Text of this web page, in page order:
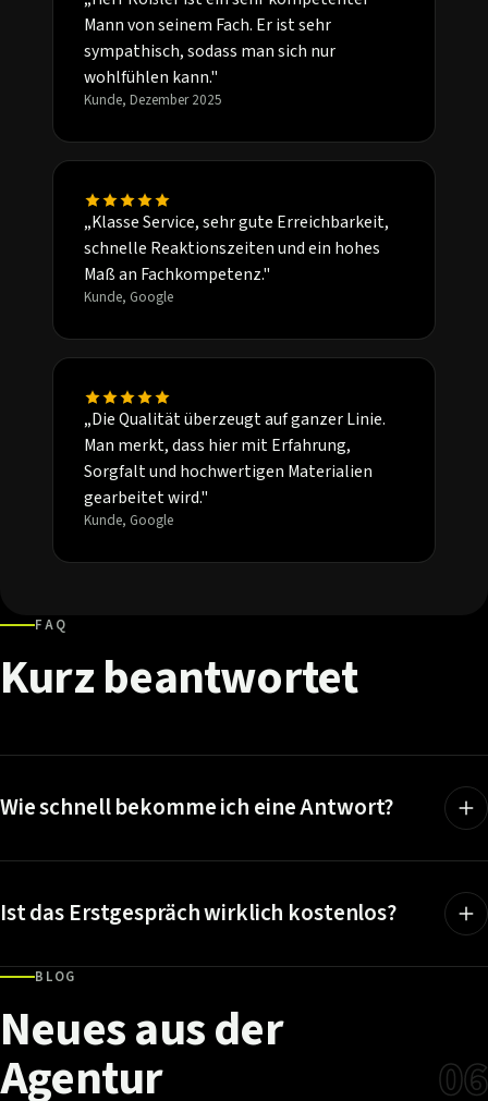
Mann von seinem Fach. Er ist sehr
sympathisch, sodass man sich nur
wohlfühlen kann."
Kunde, Dezember 2025
„Klasse Service, sehr gute Erreichbarkeit,
schnelle Reaktionszeiten und ein hohes
Maß an Fachkompetenz."
Kunde, Google
„Die Qualität überzeugt auf ganzer Linie.
Man merkt, dass hier mit Erfahrung,
Sorgfalt und hochwertigen Materialien
gearbeitet wird."
Kunde, Google
FAQ
Kurzbeantwortet
Wie schnell bekomme ich eine Antwort?
Ist das Erstgespräch wirklich kostenlos?
BLOG
Neuesausder
Agentur 06